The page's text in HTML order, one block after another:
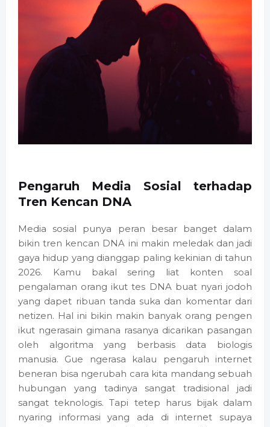
Pengaruh Media Sosial terhadap
Tren Kencan DNA
Media sosial punya peran besar banget dalam
bikin tren kencan DNA ini makin meledak dan jadi
gaya hidup yang dianggap paling kekinian di tahun
2026. Kamu bakal sering liat konten soal
pengalaman orang ikut tes DNA buat nyari jodoh
yang dapet ribuan tanda suka dan komentar dari
netizen. Hal ini bikin makin banyak orang pengen
ikut ngerasain gimana rasanya dicarikan pasangan
oleh algoritma yang berbasis data biologis
manusia. Gue ngerasa kalau pengaruh internet
beneran bisa ngerubah cara kita mandang sebuah
hubungan yang tadinya sangat tradisional jadi
sangat teknologis. Tapi tetep harus bijak dalam
nyaring informasi yang ada di internet supaya